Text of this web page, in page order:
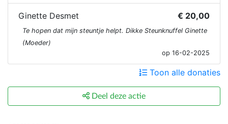
Ginette Desmet € 20,00
Te hopen dat mijn steuntje helpt. Dikke Steunknuffel Ginette
(Moeder)
op 16-02-2025
Toon alle donaties
Deel deze actie